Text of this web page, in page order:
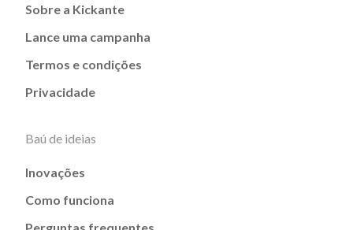
Sobre a Kickante
Lance uma campanha
Termos e condições
Privacidade
Baú de ideias
Inovações
Como funciona
Perguntas frequentes